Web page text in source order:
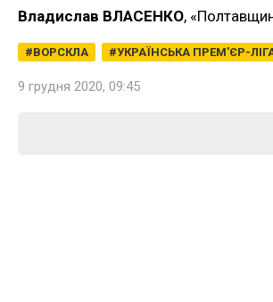
Владислав ВЛАСЕНКО,
ВОРСКЛА УКРАЇНСЬКА ПРЕМ'ЄР-
9 грудня 2020, 09:45